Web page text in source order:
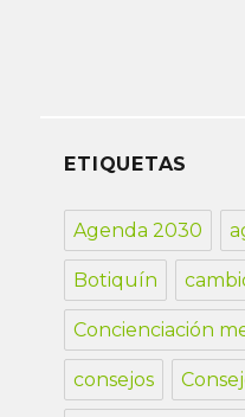
ETIQUETAS
Agenda 2030
Botiquín
Concienciación
consejos